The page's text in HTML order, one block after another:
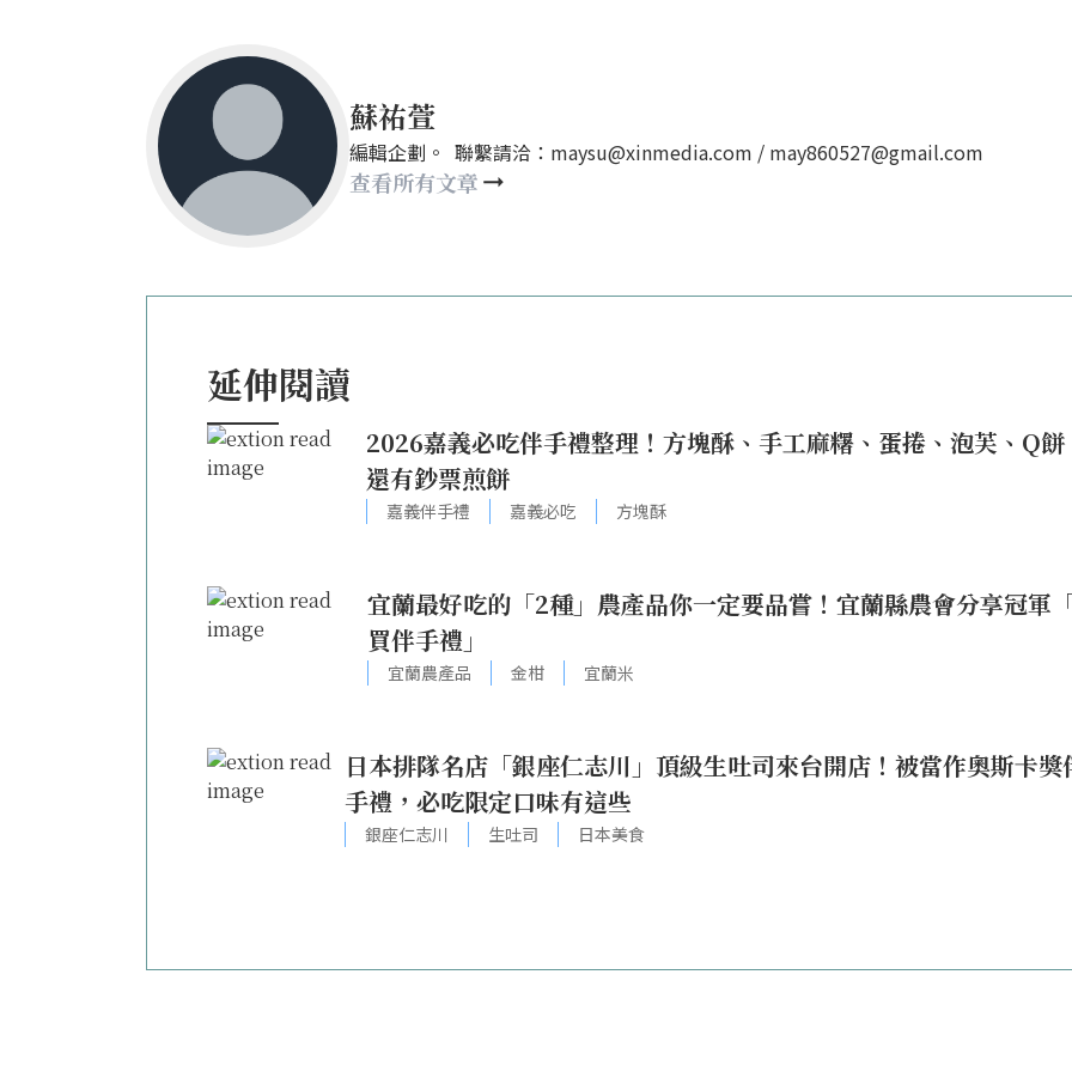
蘇祐萱
編輯企劃。 聯繫請洽：maysu@xinmedia.com / may860527@gmail.com
查看所有文章
延伸閱讀
2026嘉義必吃伴手禮整理！方塊酥、手工麻糬、蛋捲、泡芙、Q餅
還有鈔票煎餅
嘉義伴手禮 嘉義必吃 方塊酥
宜蘭最好吃的「2種」農產品你一定要品嘗！宜蘭縣農會分享冠軍
買伴手禮」
宜蘭農產品 金柑 宜蘭米
日本排隊名店「銀座仁志川」頂級生吐司來台開店！被當作奧斯卡獎
手禮，必吃限定口味有這些
銀座仁志川 生吐司 日本美食